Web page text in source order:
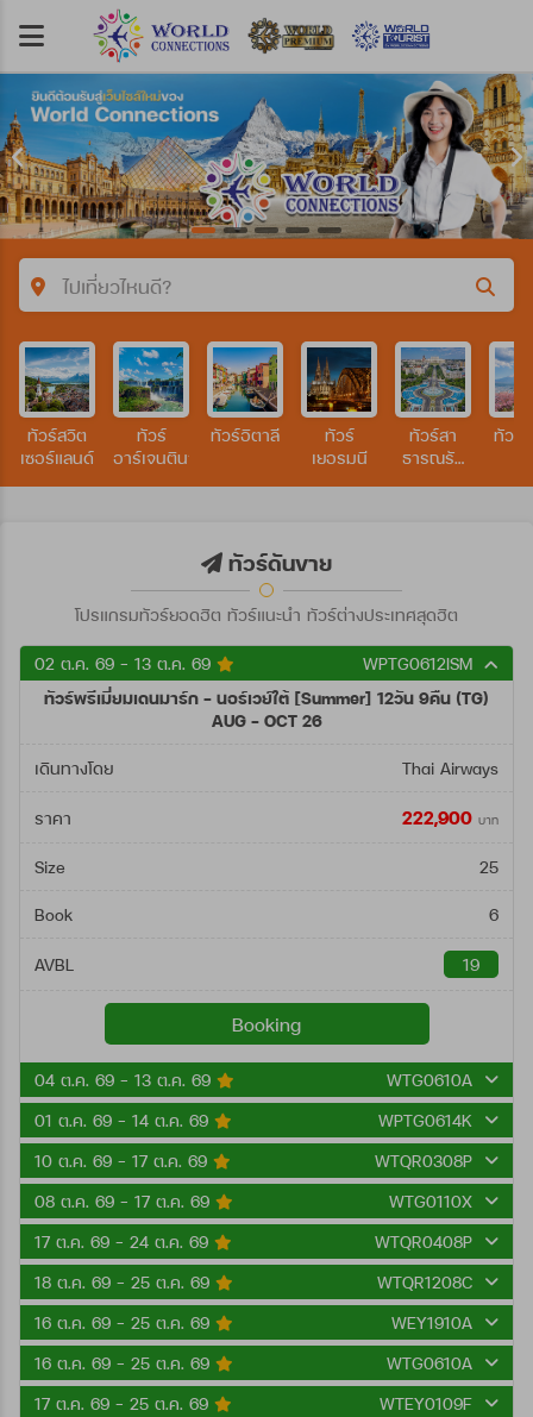
ไปเที่ยวไหนดี?
คำค้นหา/รหัสทัวร์
ประเทศ
ถึงวันที่
ค้นหา
ทัวร์สวิต
เซอร์แลนด์
ทัวร์
อาร์เจนตินา
ทัวร์อิตาลี
ทัวร์
เยอรมนี
ทัวร์สา
ธารณรัฐ
ทัวร์
ทัวร์ดันขาย
โปรแกรมทัวร์ยอดฮิต ทัวร์แนะนำ ทัวร์ต่างประเทศสุดฮิต
02 ต.ค. 69 - 13 ต.ค. 69
WPTG0612ISM
ทัวร์พรีเมี่ยมเดนมาร์ก - นอร์เวย์ใต้ [Summer] 12วัน 9คืน (TG)
AUG - OCT 26
เดินทางโดย Thai Airways
ราคา 222,900 บาท
Size 25
Book 6
AVBL 19
Booking
04 ต.ค. 69 - 13 ต.ค. 69
WTG0610A
01 ต.ค. 69 - 14 ต.ค. 69
WPTG0614K
10 ต.ค. 69 - 17 ต.ค. 69
WTQR0308P
08 ต.ค. 69 - 17 ต.ค. 69
WTG0110X
17 ต.ค. 69 - 24 ต.ค. 69
WTQR0408P
18 ต.ค. 69 - 25 ต.ค. 69
WTQR1208C
16 ต.ค. 69 - 25 ต.ค. 69
WEY1910A
16 ต.ค. 69 - 25 ต.ค. 69
WTG0610A
17 ต.ค. 69 - 25 ต.ค. 69
WTEY0109F